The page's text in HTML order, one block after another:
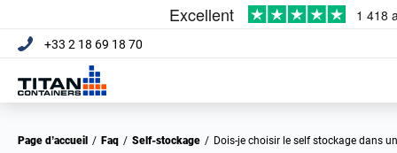
+33 2 18 69 18 70
Page d’accueil / Faq / Self-stockage / Dois-je choisir le self stockage dans